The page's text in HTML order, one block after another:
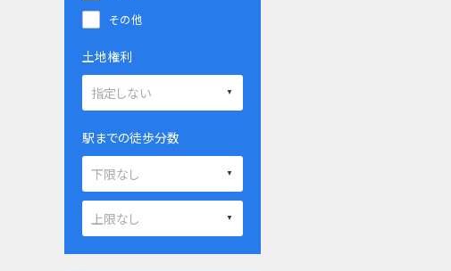
その他
土地権利
駅までの徒歩分数